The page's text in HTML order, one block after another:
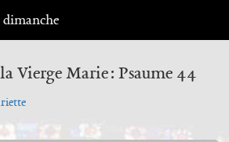
dimanche
Vierge Marie : Psaume 44